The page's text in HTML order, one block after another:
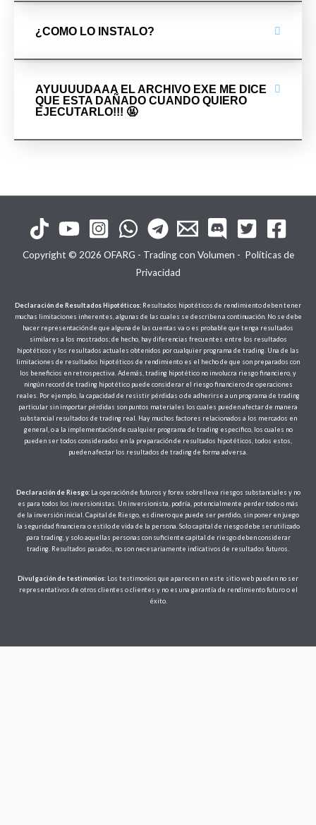
¿COMO LO INSTALO?
AYUUUUDAAA EL ARCHIVO EXE ME DICE
QUE ESTA DAÑADO CUANDO QUIERO
EJECUTARLO!!! 🤬
Copyright © 2026 OFARG - Trading con Volumen - Políticas de
Privacidad
Declaración de Resultados Hipotéticos: Resultados hipotéticos de rendimiento deben tener
muchas limitaciones inherentes, algunas de las cuales se describen a continuación. No se debe
hacer representación de que alguna de las cuentas va o es probable que tenga resultados
similares a los mostrados; de hecho, hay diferencias frecuentes entre los resultados
hipotéticos y los resultados actuales obtenidos por cualquier programa de trading. Una de las
limitaciones de resultados hipotéticos de rendimiento es el hecho de que son preparados con
los beneficios en retrospectiva. Además, trading hipotético no involucra riesgo financiero, y
ningún record de trading hipotético puede considerar el riesgo financiero de operaciones
reales. Por ejemplo, la capacidad de resistir pérdidas o de adherirse a un programa de trading
particular sin importar pérdidas son puntos materiales los cuales pueden afectar de manera
substancial resultados de trading real. Hay muchos factores relacionados a los mercados en
general, o a la implementación de cualquier programa de trading especifico, los cuales no
pueden ser todos considerados en la preparación de resultados hipotéticos, todos estos,
pueden afectar los resultados de trading de forma adversa.
Declaración de Riesgo:La operación de futuros y forex sobrelleva riesgos substanciales y no
es para todos los inversionistas. Un inversionista, podría, potencialmente perder todo o más
de la inversión inicial. Capital de Riesgo, es dinero que puede ser perdido, sin poner en juego
la seguridad financiera o estilo de vida de la persona. Solo capital de riesgo debe ser utilizado
para trading, y solo aquellas personas con suficiente capital de riesgo deben considerar
trading. Resultados pasados, no son necesariamente indicativos de resultados futuros.
Divulgación de testimonios: Los testimonios que aparecen en este sitio web pueden no ser
representativos de otros clientes o clientes y no es una garantía de rendimiento futuro o el
éxito.